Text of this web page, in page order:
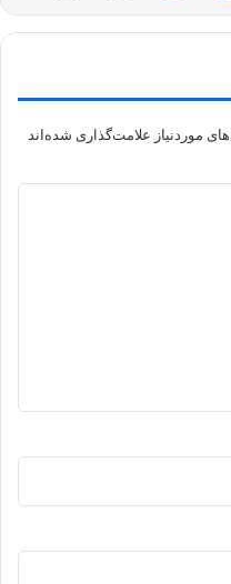
موردنیاز علامت‌گذاری شده‌اند